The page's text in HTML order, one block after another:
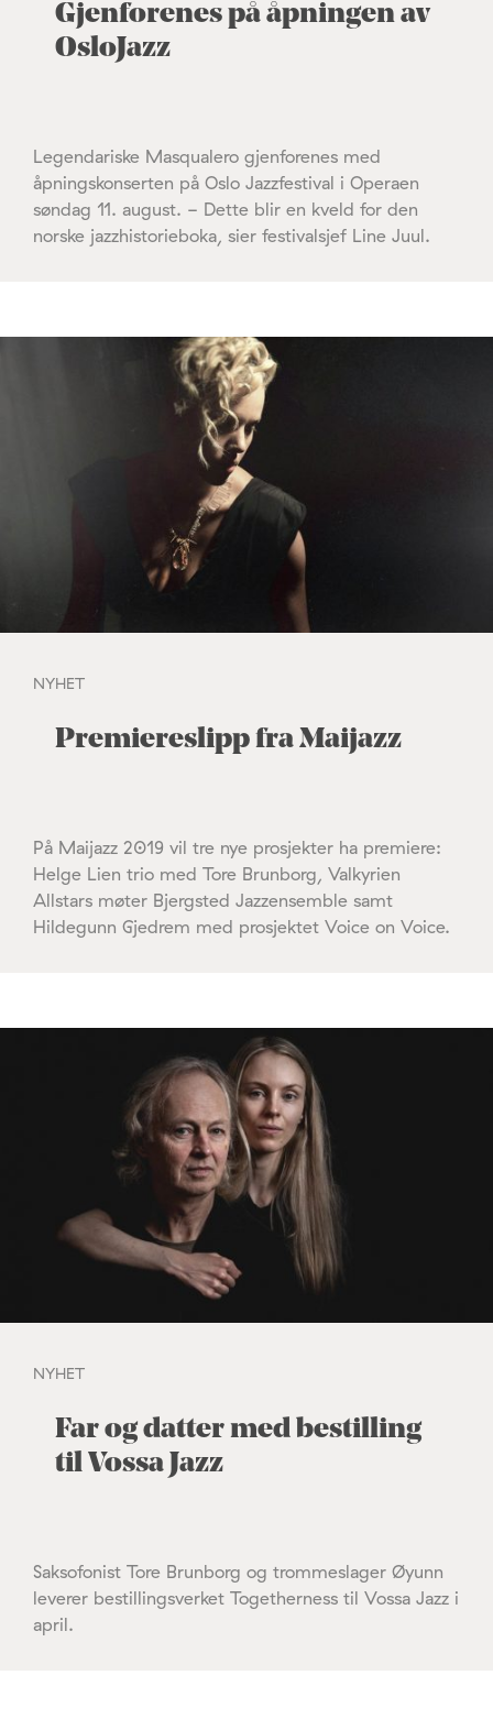
Gjenforenes på åpningen av
OsloJazz
Legendariske Masqualero gjenforenes med
åpningskonserten på Oslo Jazzfestival i Operaen
søndag 11. august. - Dette blir en kveld for den
norske jazzhistorieboka, sier festivalsjef Line Juul.
NYHET
Premiereslipp fra Maijazz
På Maijazz 2019 vil tre nye prosjekter ha premiere:
Helge Lien trio med Tore Brunborg, Valkyrien
Allstars møter Bjergsted Jazzensemble samt
Hildegunn Gjedrem med prosjektet Voice on Voice.
NYHET
Far og datter med bestilling
til Vossa Jazz
Saksofonist Tore Brunborg og trommeslager Øyunn
leverer bestillingsverket Togetherness til Vossa Jazz i
april.